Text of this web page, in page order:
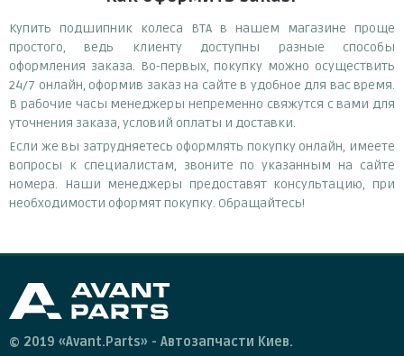
Купить подшипник колеса BTA в нашем магазине проще
простого, ведь клиенту доступны разные способы
оформления заказа. Во-первых, покупку можно осуществить
24/7 онлайн, оформив заказ на сайте в удобное для вас время.
В рабочие часы менеджеры непременно свяжутся с вами для
уточнения заказа, условий оплаты и доставки.
Если же вы затрудняетесь оформлять покупку онлайн, имеете
вопросы к специалистам, звоните по указанным на сайте
номера. Наши менеджеры предоставят консультацию, при
необходимости оформят покупку. Обращайтесь!
© 2019 «Avant.Parts» - Автозапчасти Киев.